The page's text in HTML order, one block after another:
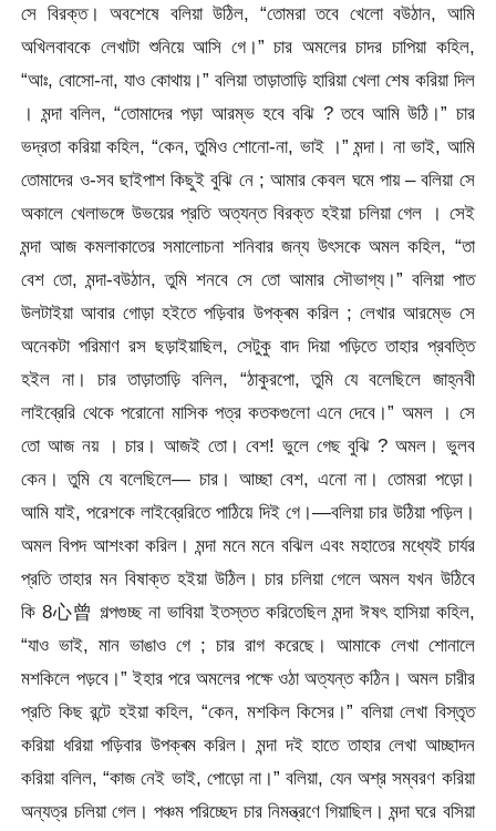
সে বিরক্ত। অবশেষে বলিয়া উঠিল, “তোমরা তবে খেলো বউঠান, আমি
অখিলবাবকে লেখাটা শুনিয়ে আসি গে।” চার অমলের চাদর চাপিয়া কহিল,
“আঃ, বোসো-না, যাও কোথায়।” বলিয়া তাড়াতাড়ি হারিয়া খেলা শেষ করিয়া দিল
। মন্দা বলিল, “তোমাদের পড়া আরম্ভ হবে বঝি ? তবে আমি উঠি।” চার
ভদ্রতা করিয়া কহিল, “কেন, তুমিও শোনো-না, ভাই ।” মন্দা। না ভাই, আমি
তোমাদের ও-সব ছাইপাশ কিছুই বুঝি নে ; আমার কেবল ঘমে পায় – বলিয়া সে
অকালে খেলাভঙ্গে উভয়ের প্রতি অত্যন্ত বিরক্ত হইয়া চলিয়া গেল । সেই
মন্দা আজ কমলাকাতের সমালোচনা শনিবার জন্য উৎসকে অমল কহিল, “তা
বেশ তো, মন্দা-বউঠান, তুমি শনবে সে তো আমার সৌভাগ্য।” বলিয়া পাত
উলটাইয়া আবার গোড়া হইতে পড়িবার উপক্ৰম করিল ; লেখার আরম্ভে সে
অনেকটা পরিমাণ রস ছড়াইয়াছিল, সেটুকু বাদ দিয়া পড়িতে তাহার প্রবত্তি
হইল না। চার তাড়াতাড়ি বলিল, “ঠাকুরপো, তুমি যে বলেছিলে জাহ্নবী
লাইব্রেরি থেকে পরোনো মাসিক পত্র কতকগুলো এনে দেবে।” অমল । সে
তো আজ নয় । চার। আজই তো। বেশ! ভুলে গেছ বুঝি ? অমল। ভুলব
কেন। তুমি যে বলেছিলে— চার। আচ্ছা বেশ, এনো না। তোমরা পড়ো।
আমি যাই, পরেশকে লাইব্রেরিতে পাঠিয়ে দিই গে।—বলিয়া চার উঠিয়া পড়িল।
অমল বিপদ আশংকা করিল। মন্দা মনে মনে বঝিল এবং মহাতের মধ্যেই চার্যর
প্রতি তাহার মন বিষাক্ত হইয়া উঠিল। চার চলিয়া গেলে অমল যখন উঠিবে
কি8心曾 গল্পগুচ্ছ না ভাবিয়া ইতস্তত করিতেছিল মন্দা ঈষৎ হাসিয়া কহিল,
“যাও ভাই, মান ভাঙাও গে ; চার রাগ করেছে। আমাকে লেখা শোনালে
মশকিলে পড়বে।” ইহার পরে অমলের পক্ষে ওঠা অত্যন্ত কঠিন। অমল চারীর
প্রতি কিছ রন্টে হইয়া কহিল, “কেন, মশকিল কিসের।” বলিয়া লেখা বিস্তৃত
করিয়া ধরিয়া পড়িবার উপক্ৰম করিল। মন্দা দই হাতে তাহার লেখা আচ্ছাদন
করিয়া বলিল, “কাজ নেই ভাই, পোড়ো না।” বলিয়া, যেন অশ্র সম্বরণ করিয়া
অন্যত্র চলিয়া গেল। পঞ্চম পরিচ্ছেদ চার নিমন্ত্রণে গিয়াছিল। মন্দা ঘরে বসিয়া